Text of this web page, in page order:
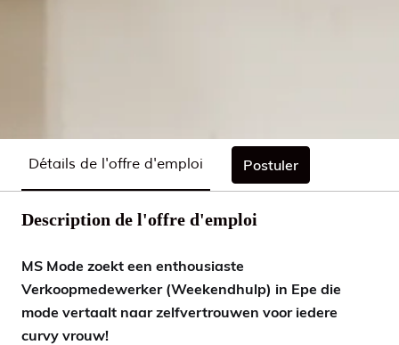
Détails de l'offre d'emploi Postuler
Description de l'offre d'emploi
MS Mode zoekt een enthousiaste
Verkoopmedewerker (Weekendhulp) in Epe die
mode vertaalt naar zelfvertrouwen voor iedere
curvy vrouw!